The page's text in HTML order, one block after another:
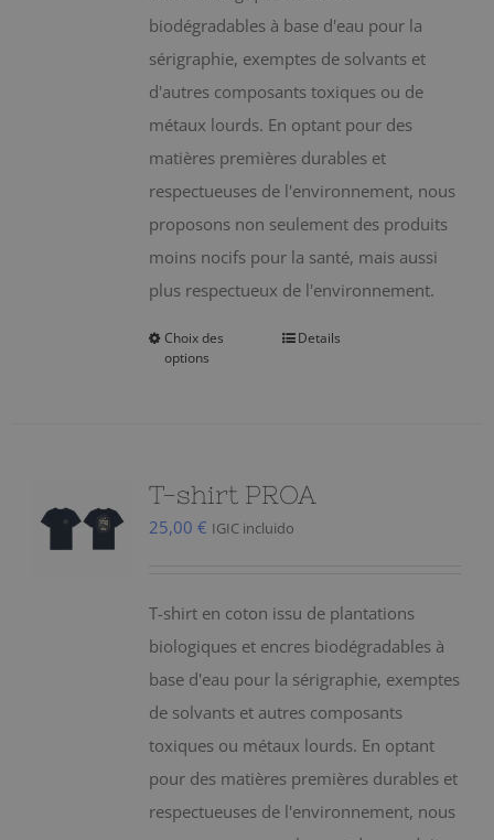
biodégradables à base d'eau pour la
sérigraphie, exemptes de solvants et
d'autres composants toxiques ou de
métaux lourds. En optant pour des
matières premières durables et
respectueuses de l'environnement, nous
proposons non seulement des produits
moins nocifs pour la santé, mais aussi
plus respectueux de l'environnement.
Choix des
options
Ce
Les
être
choisies
sur
la
page
du
produit
Details
T-shirt PROA
25,00 € IGIC incluido
T-shirt en coton issu de plantations
biologiques et encres biodégradables à
base d'eau pour la sérigraphie, exemptes
de solvants et autres composants
toxiques ou métaux lourds. En optant
pour des matières premières durables et
respectueuses de l'environnement, nous